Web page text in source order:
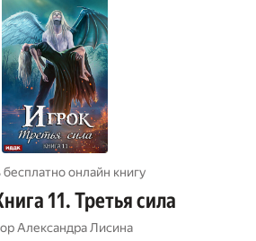
бесплатно онлайн книгу
11. Третья сила
Александра Лисина